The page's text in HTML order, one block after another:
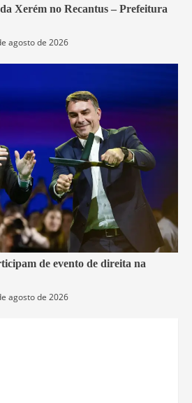
Xerém no Recantus – Prefeitura
agosto de 2026
de evento de direita na
agosto de 2026